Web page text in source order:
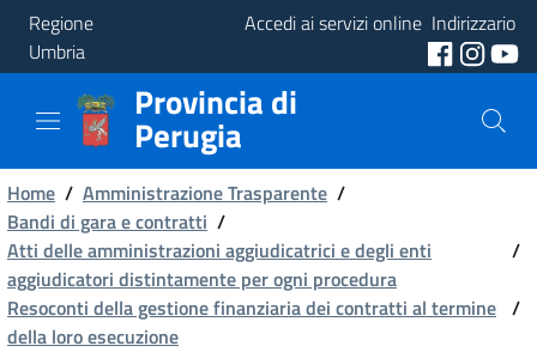
Regione
Umbria
Accedi ai servizi online Indirizzario
Provincia
Aree
Tematiche
Servizi
Provincia di
Perugia
Briciole
di
pane
Home / Amministrazione Trasparente /
Bandi di gara e contratti /
Atti delle amministrazioni aggiudicatrici e degli enti
aggiudicatori distintamente per ogni procedura
/
Resoconti della gestione finanziaria dei contratti al termine
della loro esecuzione
/